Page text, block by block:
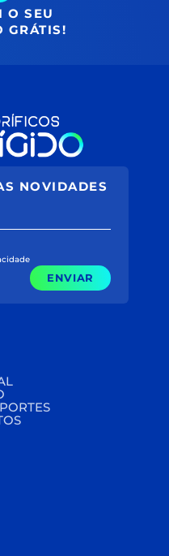
O SEU
GRÁTIS!
NOVIDADES
ENVIAR